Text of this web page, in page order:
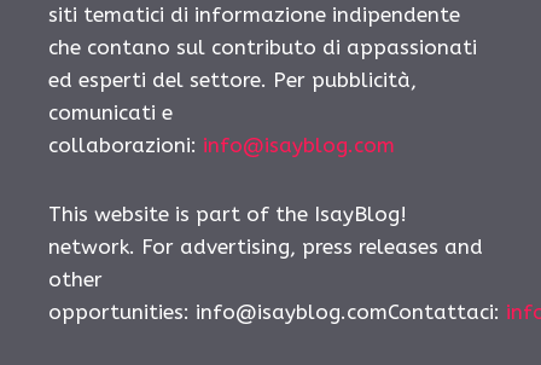
siti tematici di informazione indipendente
che contano sul contributo di appassionati
ed esperti del settore. Per pubblicità,
comunicati e
collaborazioni: info@isayblog.com
This website is part of the IsayBlog!
network. For advertising, press releases and
other
opportunities: info@isayblog.comContattaci: